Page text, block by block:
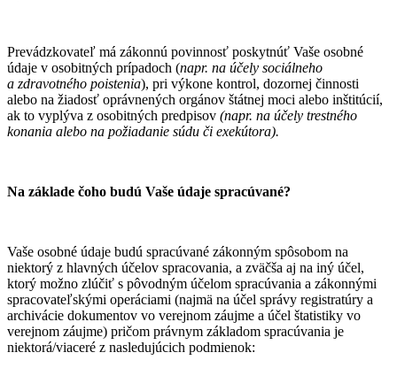
Prevádzkovateľ má zákonnú povinnosť poskytnúť Vaše osobné
údaje v osobitných prípadoch (napr. na účely sociálneho
a zdravotného poistenia), pri výkone kontrol, dozornej činnosti
alebo na žiadosť oprávnených orgánov štátnej moci alebo inštitúcií,
ak to vyplýva z osobitných predpisov (napr. na účely trestného
konania alebo na požiadanie súdu či exekútora).
Na základe čoho budú Vaše údaje spracúvané?
Vaše osobné údaje budú spracúvané zákonným spôsobom na
niektorý z hlavných účelov spracovania, a zväčša aj na iný účel,
ktorý možno zlúčiť s pôvodným účelom spracúvania a zákonnými
spracovateľskými operáciami (najmä na účel správy registratúry a
archivácie dokumentov vo verejnom záujme a účel štatistiky vo
verejnom záujme) pričom právnym základom spracúvania je
niektorá/viaceré z nasledujúcich podmienok: